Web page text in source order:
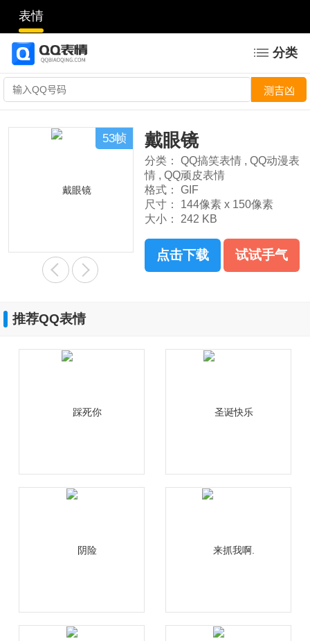
表情
分类
53帧 戴眼镜
分类： QQ搞笑表情 , QQ动漫表
情 , QQ顽皮表情
格式：
GIF
尺寸：
144像素 x 150像素
大小：
242 KB
点击下载 试试手气
推荐QQ表情